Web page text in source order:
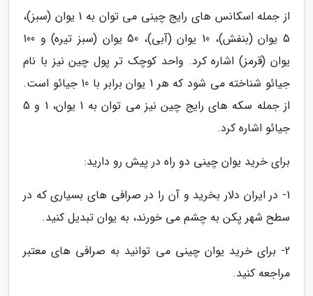
از جمله اسکانس های رایج چینی می توان به 1 یوان (سبز)،
5 یوان (بنفش)، 10 یوان (آبی)، 50 یوان (سبز تیره) و 100
یوان (قرمز) اشاره کرد. واحد کوچک تر پول چین نیز با نام
جیائو شناخته می شود که هر 1 یوان برابر با 10 جیائو است.
از جمله سکه های رایج چین نیز می توان به 1 یوان، 1 و 5
جیائو اشاره کرد.
برای خرید یوان چینی دو راه در پیش رو دارید:
1- در ایران دلار بخرید و آن را در صرافی های بسیاری که در
سطح شهر پکن به چشم می خورند، به یوان تبدیل کنید.
2- برای خرید یوان چینی می توانید به صرافی های معتبر
مراجعه کنید.